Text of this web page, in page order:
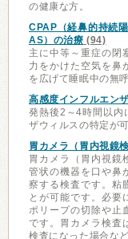
の健康な方。
CPAP（経鼻的持続
AS）の治療 (94)
主に中等～重症の閉
力をかけた空気を鼻
を広げて睡眠中の無
高感度インフルエン
発熱後2～4時間以内
ザウィルスの特定が
胃カメラ（胃内視鏡検
胃カメラ（胃内視鏡
管状の機器を口や鼻
察する検査です。粘
とが可能です。必要
ポリープの切除や止
です。胃カメラ検査
検査になった場合な